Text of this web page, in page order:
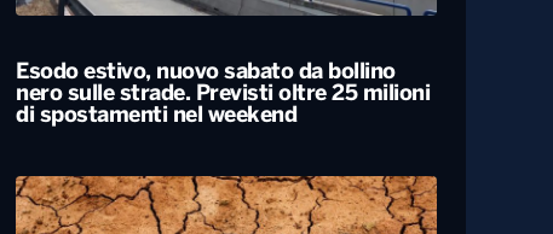
Esodo estivo, nuovo sabato da bollino
nero sulle strade. Previsti oltre 25 milioni
di spostamenti nel weekend